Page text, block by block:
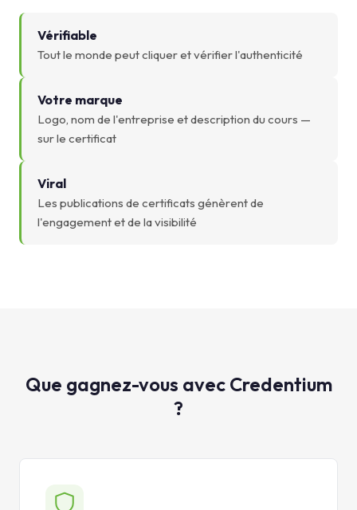
Vérifiable
Tout le monde peut cliquer et vérifier l'authenticité
Votre marque
Logo, nom de l'entreprise et description du cours —
sur le certificat
Viral
Les publications de certificats génèrent de
l'engagement et de la visibilité
Que gagnez-vous avec Credentium
?